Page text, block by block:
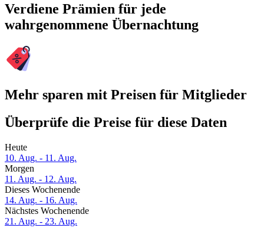
Verdiene Prämien für jede
wahrgenommene Übernachtung
Mehr sparen mit Preisen für Mitglieder
Überprüfe die Preise für diese Daten
Heute
10. Aug. - 11. Aug.
Morgen
11. Aug. - 12. Aug.
Dieses Wochenende
14. Aug. - 16. Aug.
Nächstes Wochenende
21. Aug. - 23. Aug.